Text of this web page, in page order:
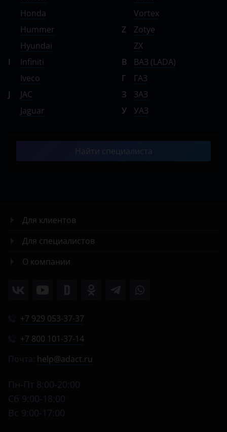
Honda
Hummer
Hyundai
I
Infiniti
Iveco
J
JAC
Jaguar
Vortex
Z
Zotye
ZX
В
ВАЗ (LADA)
Г
ГАЗ
З
ЗАЗ
У
УАЗ
Найти специалиста
Для клиентов
Для специалистов
О компании
+7 929 053-37-37
+7 800 101-37-14
help@adact.ru